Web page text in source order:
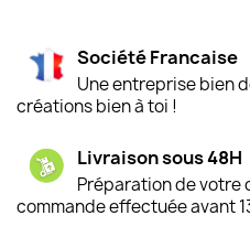
Société Francaise
Une entreprise bien
créations bien à toi !
Livraison sous 48H
Préparation de votre
commande effectuée avant